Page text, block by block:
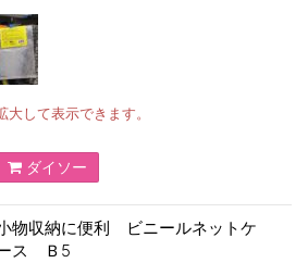
して表示できます。
ダイソー
物収納に便利 ビニールネットケ
ス Ｂ5